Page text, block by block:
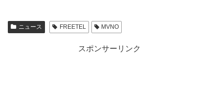
ニュース FREETEL MVNO
スポンサーリンク